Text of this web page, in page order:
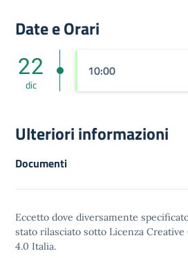
Date e Orari
22
dic
10:00
Ulteriori informazioni
Documenti
Eccetto dove diversamente
stato rilasciato sotto Licenza
4.0 Italia.